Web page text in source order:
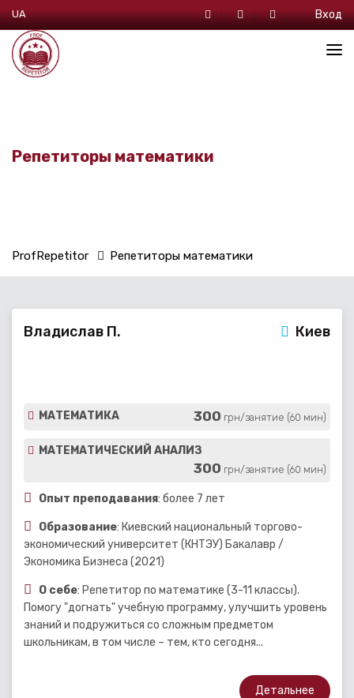
UA Вход
Репетиторы математики
ProfRepetitor Репетиторы математики
Владислав П. Киев
МАТЕМАТИКА 300 грн/занятие (60 мин)
МАТЕМАТИЧЕСКИЙ АНАЛИЗ
300 грн/занятие (60 мин)
Опыт преподавания: более 7 лет
Образование: Киевский национальный торгово-
экономический университет (КНТЭУ) Бакалавр /
Экономика Бизнеса (2021)
О себе: Репетитор по математике (3-11 классы).
Помогу "догнать" учебную программу, улучшить уровень
знаний и подружиться со сложным предметом
школьникам, в том числе – тем, кто сегодня...
Детальнее